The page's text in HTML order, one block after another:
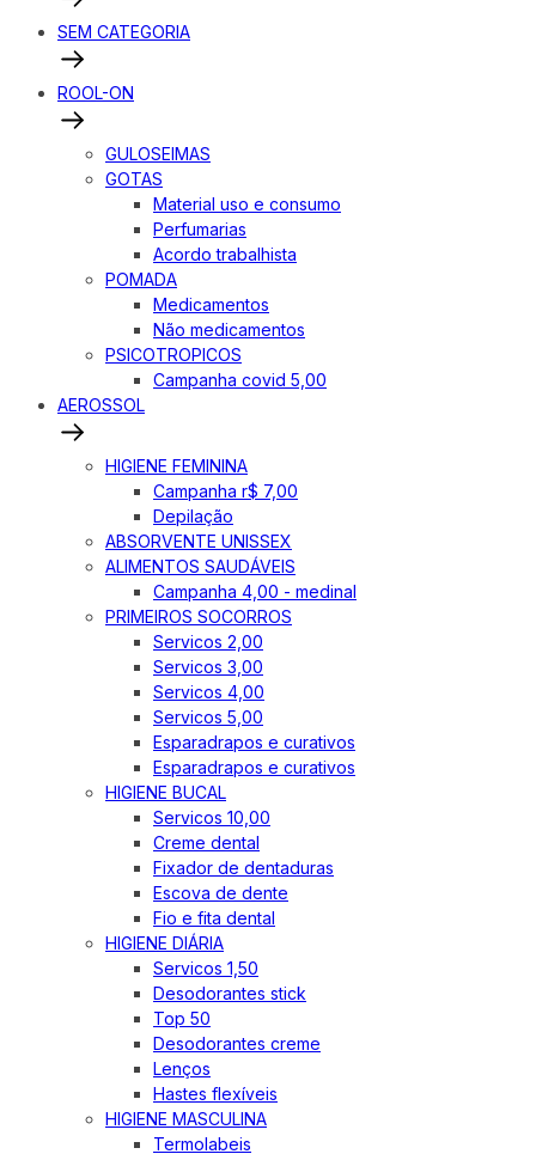
SEM CATEGORIA
ROOL-ON
GULOSEIMAS
GOTAS
Material uso e consumo
Perfumarias
Acordo trabalhista
POMADA
Medicamentos
Não medicamentos
PSICOTROPICOS
Campanha covid 5,00
AEROSSOL
HIGIENE FEMININA
Campanha r$ 7,00
Depilação
ABSORVENTE UNISSEX
ALIMENTOS SAUDÁVEIS
Campanha 4,00 - medinal
PRIMEIROS SOCORROS
Servicos 2,00
Servicos 3,00
Servicos 4,00
Servicos 5,00
Esparadrapos e curativos
Esparadrapos e curativos
HIGIENE BUCAL
Servicos 10,00
Creme dental
Fixador de dentaduras
Escova de dente
Fio e fita dental
HIGIENE DIÁRIA
Servicos 1,50
Desodorantes stick
Top 50
Desodorantes creme
Lenços
Hastes flexíveis
HIGIENE MASCULINA
Termolabeis